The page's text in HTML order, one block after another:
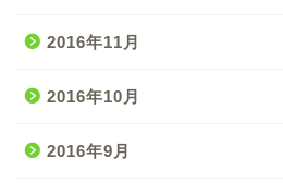
2016年11月
2016年10月
2016年9月